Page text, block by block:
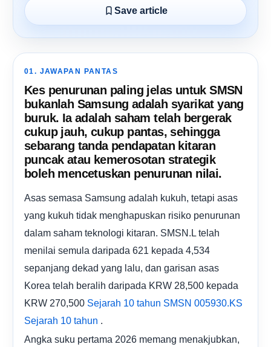
Save article
01. JAWAPAN PANTAS
Kes penurunan paling jelas untuk SMSN
bukanlah Samsung adalah syarikat yang
buruk. Ia adalah saham telah bergerak
cukup jauh, cukup pantas, sehingga
sebarang tanda pendapatan kitaran
puncak atau kemerosotan strategik
boleh mencetuskan penurunan nilai.
Asas semasa Samsung adalah kukuh, tetapi asas
yang kukuh tidak menghapuskan risiko penurunan
dalam saham teknologi kitaran. SMSN.L telah
menilai semula daripada 621 kepada 4,534
sepanjang dekad yang lalu, dan garisan asas
Korea telah beralih daripada KRW 28,500 kepada
KRW 270,500 Sejarah 10 tahun SMSN 005930.KS
Sejarah 10 tahun .
Angka suku pertama 2026 memang menakjubkan,